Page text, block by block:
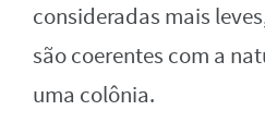
consideradas mais
são coerentes com a
uma colônia.